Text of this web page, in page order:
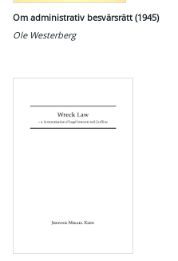
Om administrativ besvärsrätt (1945)
Ole Westerberg